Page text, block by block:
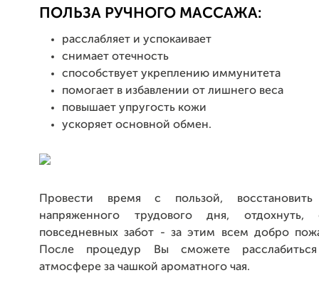
ПОЛЬЗА РУЧНОГО МАССАЖА:
расслабляет и успокаивает
снимает отечность
способствует укреплению иммунитета
помогает в избавлении от лишнего веса
повышает упругость кожи
ускоряет основной обмен.
Провести время с пользой,
напряженного трудового дня, отдохнуть,
повседневных забот - за этим всем добро
После процедур Вы сможете
атмосфере за чашкой ароматного чая.